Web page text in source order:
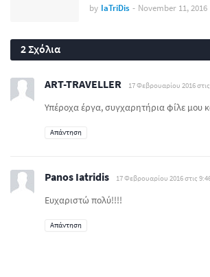
by IaTriDis - November 11, 2016
2 Σχόλια
ART-TRAVELLER 17 Φεβρουαρίου 2016
Υπέροχα έργα, συγχαρητήρια φίλε μου
Απάντηση
Panos Iatridis 17 Φεβρουαρίου 2016 στις
Ευχαριστώ πολύ!!!!
Απάντηση